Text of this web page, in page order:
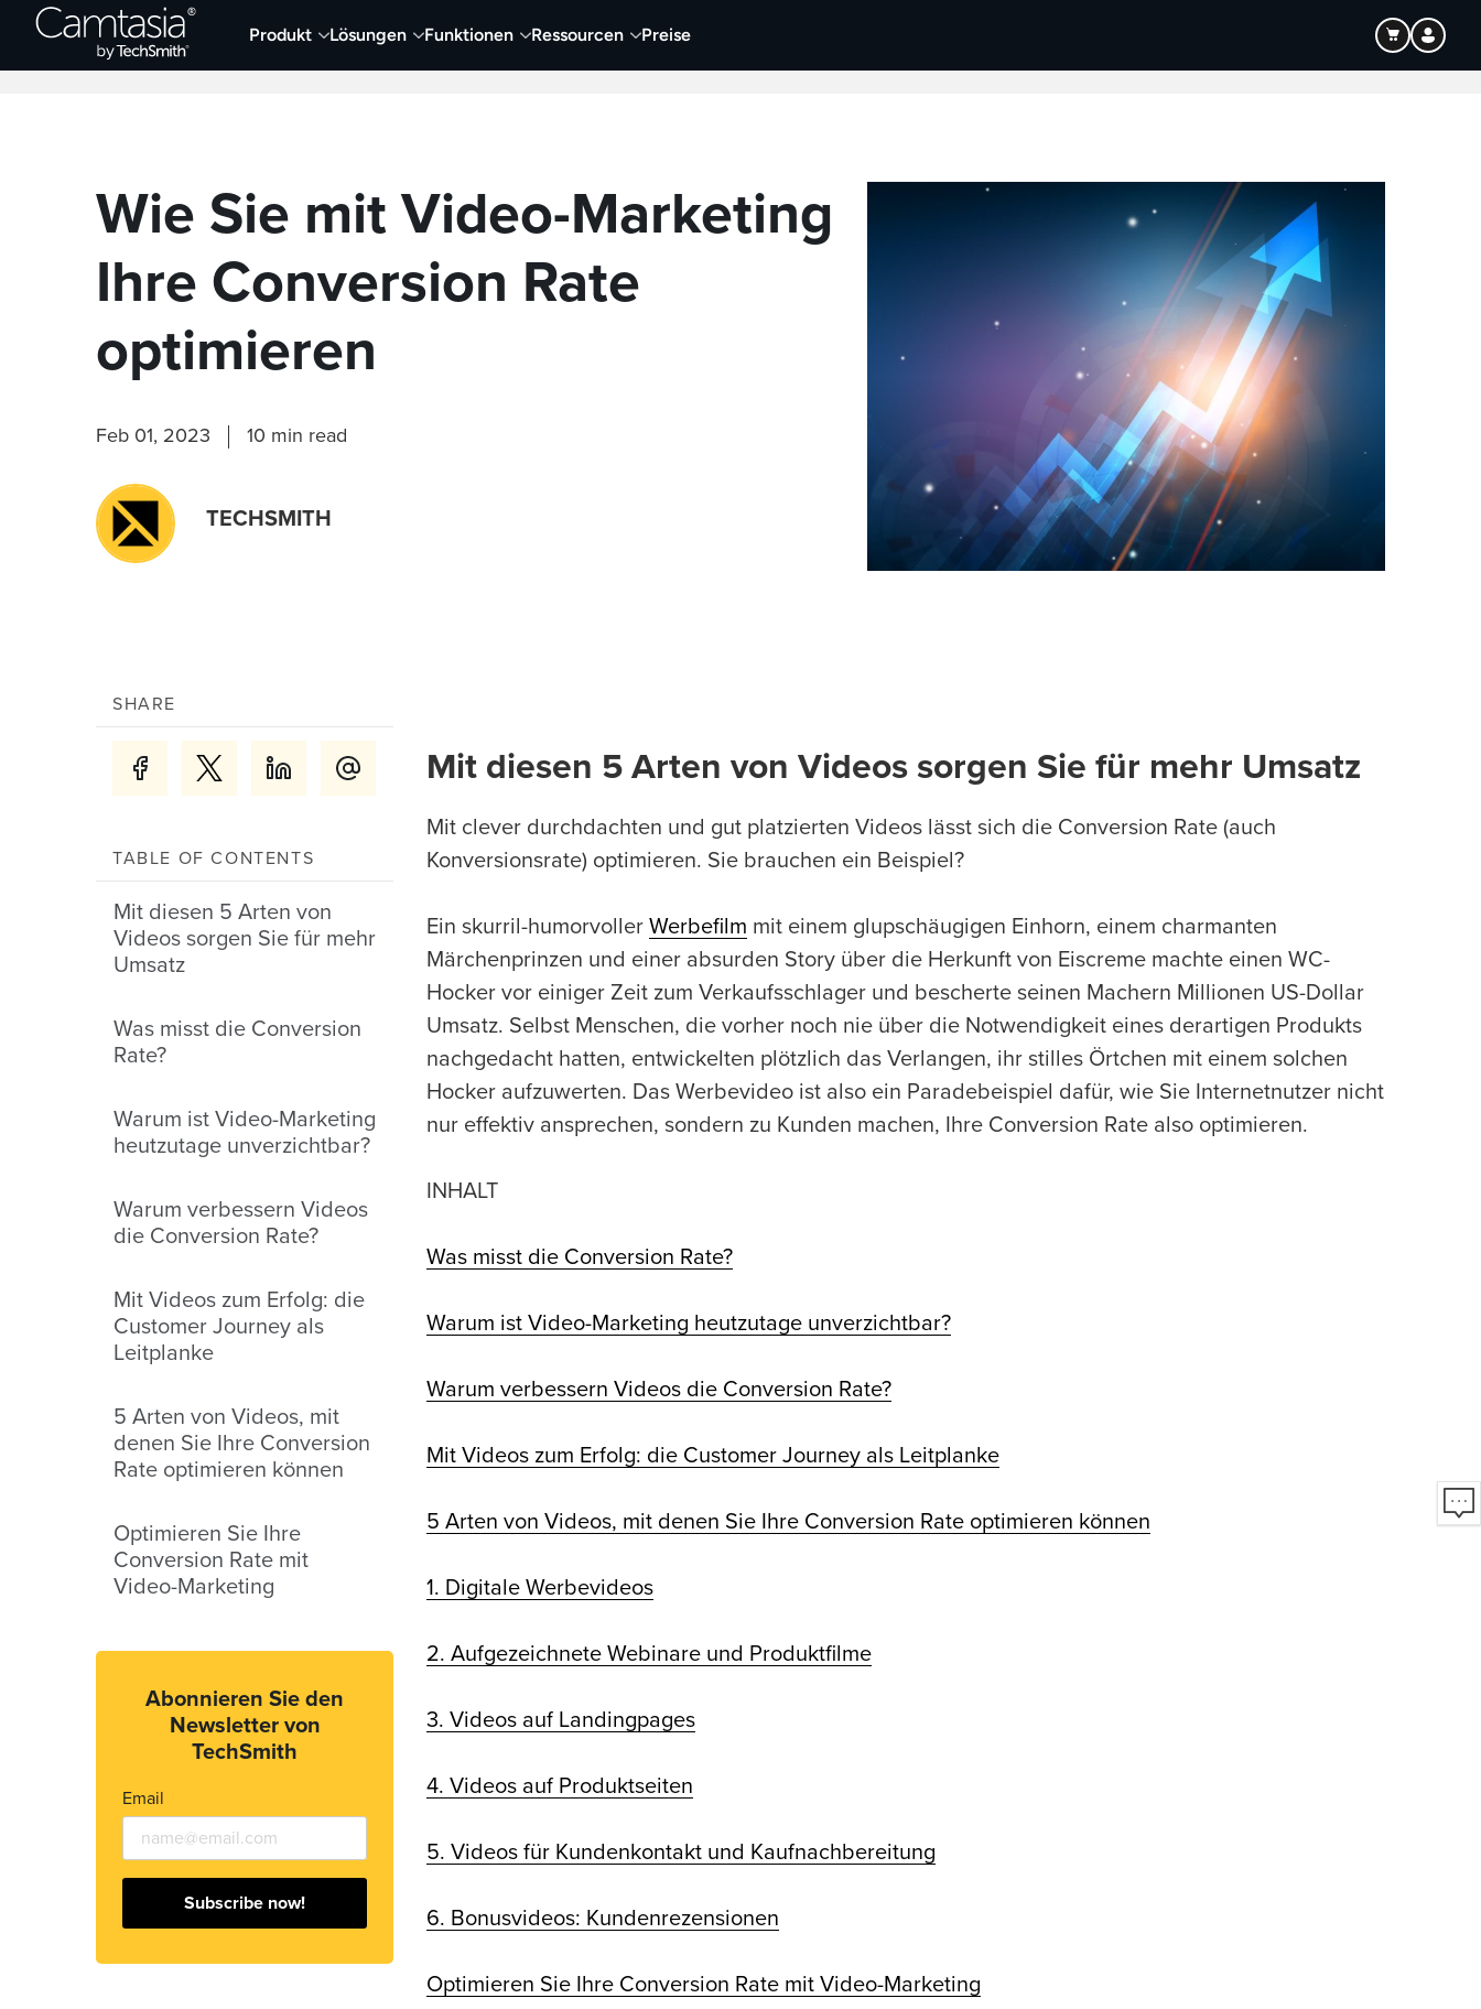
Direkt
Produkt Lösungen Funktionen Ressourcen Preise
Neueste Artikel Screen Capture und Aufnehmen Video Visueller Content
Wie Sie mit Video-Marketing
Ihre Conversion Rate
optimieren
Feb 01, 2023 10 min read
TECHSMITH
SHARE
TABLE OF CONTENTS
Mit diesen 5 Arten von
Videos sorgen Sie für mehr
Umsatz
Was misst die Conversion
Rate?
Warum ist Video-Marketing
heutzutage unverzichtbar?
Warum verbessern Videos
die Conversion Rate?
Mit Videos zum Erfolg: die
Customer Journey als
Leitplanke
5 Arten von Videos, mit
denen Sie Ihre Conversion
Rate optimieren können
Optimieren Sie Ihre
Conversion Rate mit
Video-Marketing
Abonnieren Sie den
Newsletter von
TechSmith
Email
Subscribe now!
Mit diesen 5 Arten von Videos sorgen Sie für mehr Umsatz
Mit clever durchdachten und gut platzierten Videos lässt sich die Conversion Rate (auch
Konversionsrate) optimieren. Sie brauchen ein Beispiel?
Ein skurril-humorvoller Werbefilm mit einem glupschäugigen Einhorn, einem charmanten
Märchenprinzen und einer absurden Story über die Herkunft von Eiscreme machte einen WC-
Hocker vor einiger Zeit zum Verkaufsschlager und bescherte seinen Machern Millionen US-Dollar
Umsatz. Selbst Menschen, die vorher noch nie über die Notwendigkeit eines derartigen Produkts
nachgedacht hatten, entwickelten plötzlich das Verlangen, ihr stilles Örtchen mit einem solchen
Hocker aufzuwerten. Das Werbevideo ist also ein Paradebeispiel dafür, wie Sie Internetnutzer nicht
nur effektiv ansprechen, sondern zu Kunden machen, Ihre Conversion Rate also optimieren.
INHALT
Was misst die Conversion Rate?
Warum ist Video-Marketing heutzutage unverzichtbar?
Warum verbessern Videos die Conversion Rate?
Mit Videos zum Erfolg: die Customer Journey als Leitplanke
5 Arten von Videos, mit denen Sie Ihre Conversion Rate optimieren können
1. Digitale Werbevideos
2. Aufgezeichnete Webinare und Produktfilme
3. Videos auf Landingpages
4. Videos auf Produktseiten
5. Videos für Kundenkontakt und Kaufnachbereitung
6. Bonusvideos: Kundenrezensionen
Optimieren Sie Ihre Conversion Rate mit Video-Marketing